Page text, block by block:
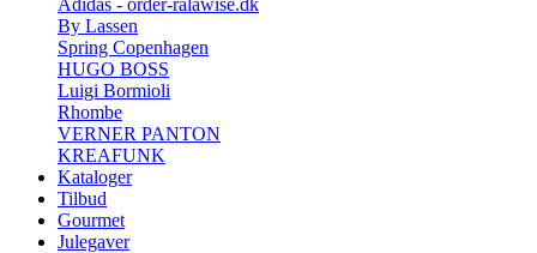
Adidas - order-ralawise.dk
By Lassen
Spring Copenhagen
HUGO BOSS
Luigi Bormioli
Rhombe
VERNER PANTON
KREAFUNK
Kataloger
Tilbud
Gourmet
Julegaver